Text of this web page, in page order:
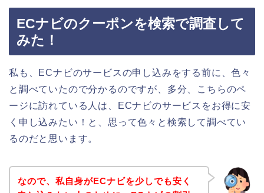
ECナビのクーポンを検索で調査して
みた！
私も、ECナビのサービスの申し込みをする前に、色々
と調べていたので分かるのですが、多分、こちらのペ
ージに訪れている人は、ECナビのサービスをお得に安
く申し込みたい！と、思って色々と検索して調べてい
るのだと思います。
なので、私自身がECナビを少しでも安く